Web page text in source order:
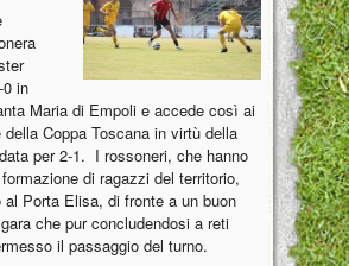
in
Maria di Empoli e accede così ai
Coppa Toscana in virtù della
per 2-1. I rossoneri, che hanno
di ragazzi del territorio,
al Porta Elisa, di fronte a un buon
che pur concludendosi a reti
il passaggio del turno.